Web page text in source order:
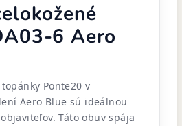
6 Aero
Ponte20 v
Aero Blue sú ideálnou
Táto obuv spája